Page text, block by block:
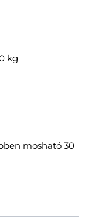
kg
mosható 30